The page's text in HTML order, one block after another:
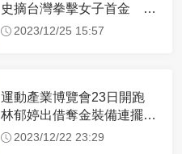
史摘台灣拳擊女子首金 曾
自強獲最佳教練獎
2023/12/25 15:57
運動產業博覽會23日開跑
林郁婷出借奪金裝備連擺放
方式都超講究
2023/12/22 23:29